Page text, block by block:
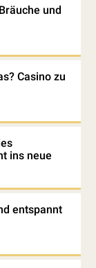
und
Casino zu
ins neue
entspannt